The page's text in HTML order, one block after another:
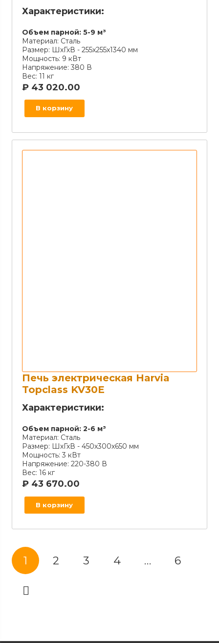
Характеристики:
Объем парной: 5-9 м³
Материал: Сталь
Размер: ШхГхВ - 255х255х1340 мм
Мощность: 9 кВт
Напряжение: 380 В
Вес: 11 кг
₽ 43 020.00
В корзину
Печь электрическая Harvia
Topclass KV30E
Характеристики:
Объем парной: 2-6 м³
Материал: Сталь
Размер: ШхГхВ - 450х300х650 мм
Мощность: 3 кВт
Напряжение: 220-380 В
Вес: 16 кг
₽ 43 670.00
В корзину
1 2 3 4 … 6